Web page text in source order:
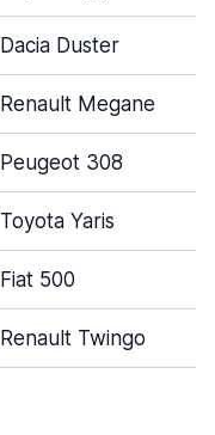
Dacia Duster
Renault Megane
Peugeot 308
Toyota Yaris
Fiat 500
Renault Twingo